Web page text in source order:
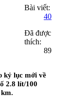
Bài viết:
40
Đã được
thích:
89
kỷ lục mới về
2.8 lít/100